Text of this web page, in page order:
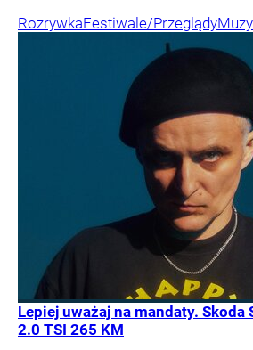
RozrywkaFestiwale/Przeglądy
Lepiej uważaj na mandaty. Skoda
2.0 TSI 265 KM